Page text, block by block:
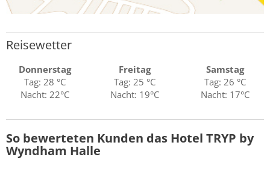
Reisewetter
Donnerstag
Tag: 28 °C
Nacht: 22°C
Freitag
Tag: 25 °C
Nacht: 19°C
Samstag
Tag: 26 °C
Nacht: 17°C
So bewerteten Kunden das Hotel TRYP by
Wyndham Halle